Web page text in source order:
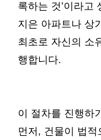
록하는 것’이라고
지은 아파트나 상
최초로 자신의 소
행합니다.
이 절차를 진행하
먼저, 건물이 법적